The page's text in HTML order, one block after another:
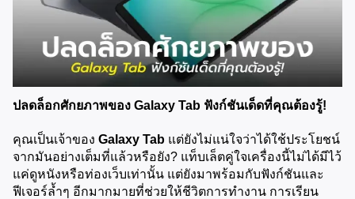
ปลดล็อกศักยภาพของ Galaxy Tab ฟังก์ชันเด็ดที่คุณต้องรู้!
คุณเป็นเจ้าของ Galaxy Tab แต่ยังไม่แน่ใจว่าได้ใช้ประโยชน์
จากมันอย่างเต็มที่แล้วหรือยัง? แท็บเล็ตคู่ใจเครื่องนี้ไม่ได้มีไว้
แค่ดูหนังหรือท่องเว็บเท่านั้น แต่ยังมาพร้อมกับฟังก์ชันและ
ฟีเจอร์ล้ำๆ อีกมากมายที่ช่วยให้ชีวิตการทำงาน การเรียน